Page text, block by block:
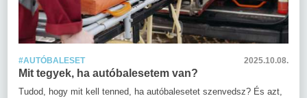
#AUTÓBALESET 2025.10.08.
Mit tegyek, ha autóbalesetem van?
Tudod, hogy mit kell tenned, ha autóbalesetet szenvedsz? És azt,